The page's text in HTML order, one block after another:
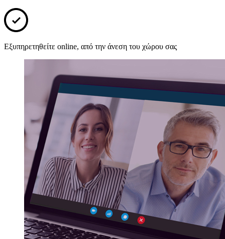
Εξυπηρετηθείτε online, από την άνεση του χώρου σας